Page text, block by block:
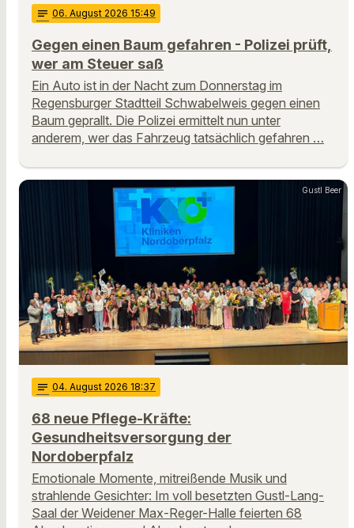
notes 06. August 2026 15:49
Gegen einen Baum gefahren - Polizei prüft,
wer am Steuer saß
Ein Auto ist in der Nacht zum Donnerstag im
Regensburger Stadtteil Schwabelweis gegen einen
Baum geprallt. Die Polizei ermittelt nun unter
anderem, wer das Fahrzeug tatsächlich gefahren …
Gustl Beer
notes 04. August 2026 18:37
68 neue Pflege-Kräfte:
Gesundheitsversorgung der
Nordoberpfalz
Emotionale Momente, mitreißende Musik und
strahlende Gesichter: Im voll besetzten Gustl-Lang-
Saal der Weidener Max-Reger-Halle feierten 68